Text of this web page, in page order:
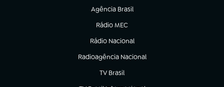
Agência Brasil
(abre em nova aba)
Rádio MEC
(abre em nova aba)
Rádio Nacional
Radioagência Nacional
(abre em nova aba)
TV Brasil
(abre em nova aba)